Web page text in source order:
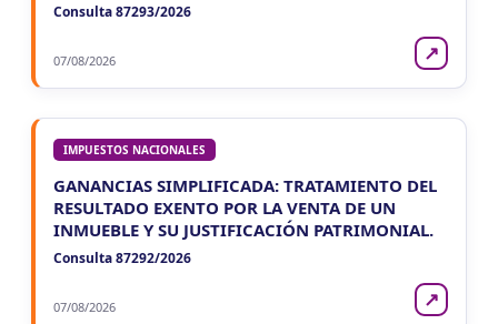
Consulta 87293/2026
07/08/2026 ↗
IMPUESTOS NACIONALES
GANANCIAS SIMPLIFICADA: TRATAMIENTO DEL
RESULTADO EXENTO POR LA VENTA DE UN
INMUEBLE Y SU JUSTIFICACIÓN PATRIMONIAL.
Consulta 87292/2026
07/08/2026 ↗